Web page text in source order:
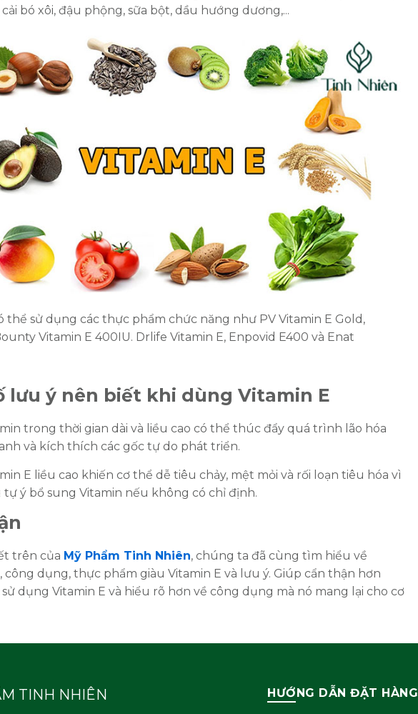
bó xôi, đậu phộng, sữa bột, dầu hướng dương,...
thể sử dụng các thực phẩm chức năng như PV Vitamin E Gold,
Vitamin E 400IU. Drlife Vitamin E, Enpovid E400 và Enat
lưu ý nên biết khi dùng Vitamin E
trong thời gian dài và liều cao có thể thúc đẩy quá trình lão hóa
và kích thích các gốc tự do phát triển.
E liều cao khiến cơ thể dễ tiêu chảy, mệt mỏi và rối loạn tiêu hóa vì
tự ý bổ sung Vitamin nếu không có chỉ định.
trên của Mỹ Phẩm Tinh Nhiên, chúng ta đã cùng tìm hiểu về
, công dụng, thực phẩm giàu Vitamin E và lưu ý. Giúp cẩn thận hơn
dụng Vitamin E và hiểu rõ hơn về công dụng mà nó mang lại cho cơ
TINH NHIÊN HƯỚNG DẪN ĐẶT HÀNG